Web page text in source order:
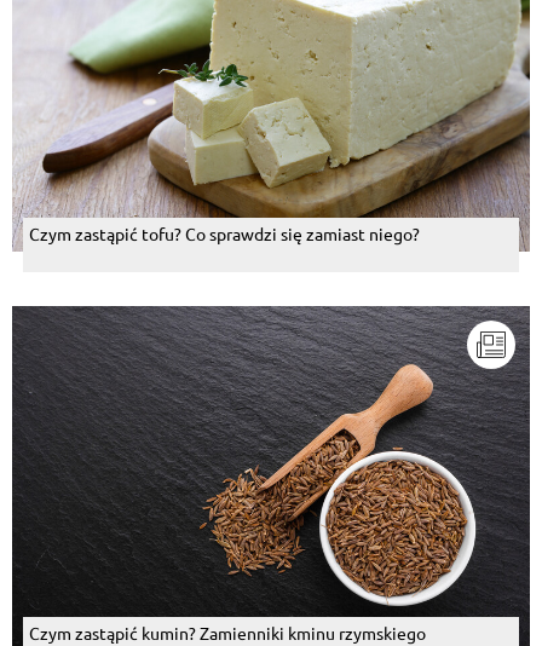
Czym zastąpić tofu? Co sprawdzi się zamiast niego?
Czym zastąpić kumin? Zamienniki kminu rzymskiego